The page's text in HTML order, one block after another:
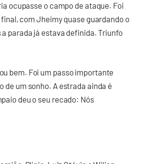
ocupasse o campo de ataque. Foi
com Jheimy quase guardando o
a parada já estava definida. Triunfo
bem. Foi um passo importante
de um sonho. A estrada ainda é
deu o seu recado: Nós